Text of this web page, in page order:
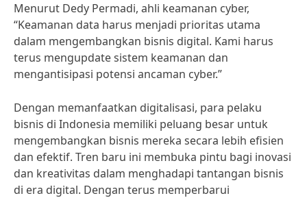
Menurut Dedy Permadi, ahli keamanan cyber,
“Keamanan data harus menjadi prioritas utama
dalam mengembangkan bisnis digital. Kami harus
terus mengupdate sistem keamanan dan
mengantisipasi potensi ancaman cyber.”
Dengan memanfaatkan digitalisasi, para pelaku
bisnis di Indonesia memiliki peluang besar untuk
mengembangkan bisnis mereka secara lebih efisien
dan efektif. Tren baru ini membuka pintu bagi inovasi
dan kreativitas dalam menghadapi tantangan bisnis
di era digital. Dengan terus memperbarui